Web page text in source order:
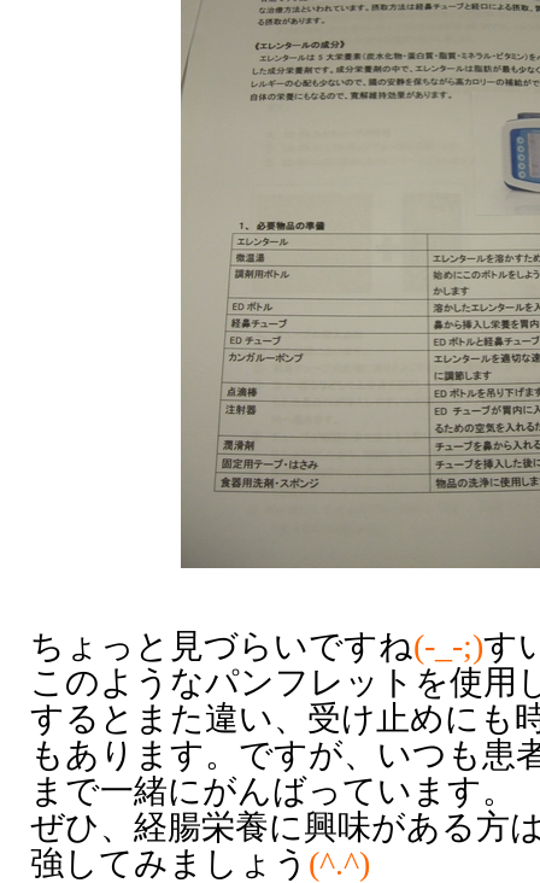
ちょっと見づらいですね(-_-;)す
このようなパンフレットを使用
するとまた違い、受け止めにも
もあります。ですが、いつも患
まで一緒にがんばっています。
ぜひ、経腸栄養に興味がある方
強してみましょう (^.^)